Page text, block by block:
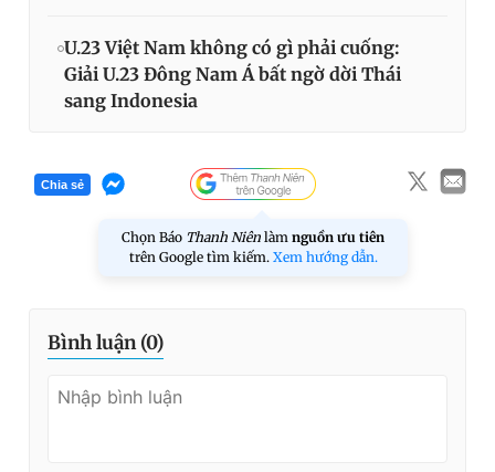
U.23 Việt Nam không có gì phải cuống:
Giải U.23 Đông Nam Á bất ngờ dời Thái
sang Indonesia
Chia sẻ
Chọn Báo Thanh Niên làm nguồn ưu tiên
trên Google tìm kiếm. Xem hướng dẫn.
Bình luận (0)